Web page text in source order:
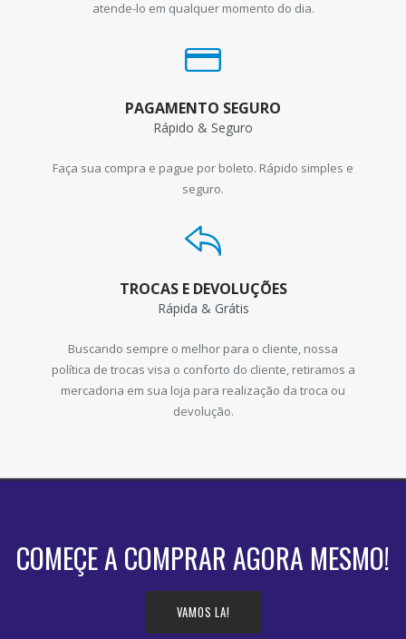
atende-lo em qualquer momento do dia.
PAGAMENTO SEGURO
Rápido & Seguro
Faça sua compra e pague por boleto. Rápido simples e
seguro.
TROCAS E DEVOLUÇÕES
Rápida & Grátis
Buscando sempre o melhor para o cliente, nossa
política de trocas visa o conforto do cliente, retiramos a
mercadoria em sua loja para realização da troca ou
devolução.
COMEÇE A COMPRAR AGORA MESMO!
VAMOS LA!